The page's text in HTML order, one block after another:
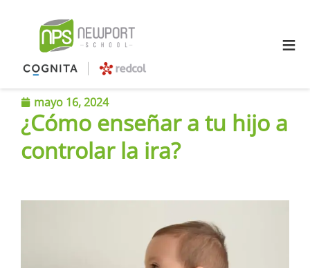
≡
mayo 16, 2024
¿Cómo enseñar a tu hijo a
controlar la ira?